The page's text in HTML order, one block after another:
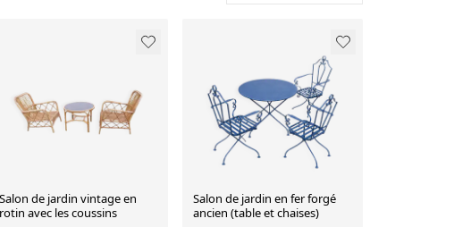
Salon de jardin vintage en
rotin avec les coussins
Salon de jardin en fer forgé
ancien (table et chaises)